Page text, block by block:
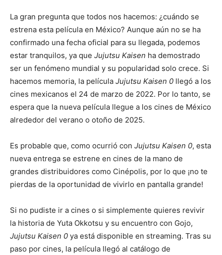
La gran pregunta que todos nos hacemos: ¿cuándo se
estrena esta película en México? Aunque aún no se ha
confirmado una fecha oficial para su llegada, podemos
estar tranquilos, ya que Jujutsu Kaisen ha demostrado
ser un fenómeno mundial y su popularidad solo crece. Si
hacemos memoria, la película Jujutsu Kaisen 0 llegó a los
cines mexicanos el 24 de marzo de 2022. Por lo tanto, se
espera que la nueva película llegue a los cines de México
alrededor del verano o otoño de 2025.
Es probable que, como ocurrió con Jujutsu Kaisen 0, esta
nueva entrega se estrene en cines de la mano de
grandes distribuidores como Cinépolis, por lo que ¡no te
pierdas de la oportunidad de vivirlo en pantalla grande!
Si no pudiste ir a cines o si simplemente quieres revivir
la historia de Yuta Okkotsu y su encuentro con Gojo,
Jujutsu Kaisen 0 ya está disponible en streaming. Tras su
paso por cines, la película llegó al catálogo de